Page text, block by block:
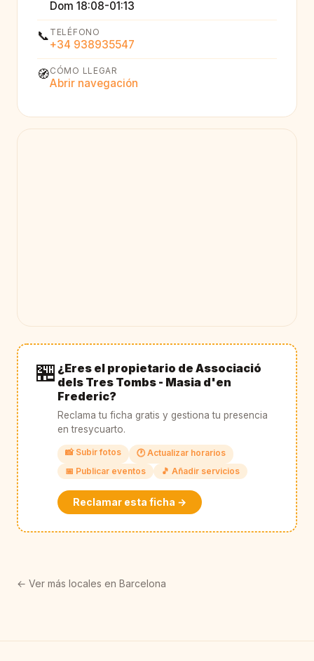
Dom 18:08-01:13
📞 TELÉFONO
+34 938935547
🧭CÓMO LLEGAR
Abrir navegación
🏪 ¿Eres el propietario de Associació
dels Tres Tombs - Masia d'en
Frederic?
Reclama tu ficha gratis y gestiona tu presencia
en tresycuarto.
📸 Subir fotos
🕐 Actualizar horarios
📅 Publicar eventos
🎵 Añadir servicios
Reclamar esta ficha →
← Ver más locales en Barcelona